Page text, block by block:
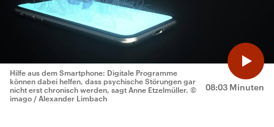
08:03 Minuten
Hilfe aus dem Smartphone: Digitale Programme
können dabei helfen, dass psychische Störungen gar
nicht erst chronisch werden, sagt Anne Etzelmüller. ©
imago / Alexander Limbach